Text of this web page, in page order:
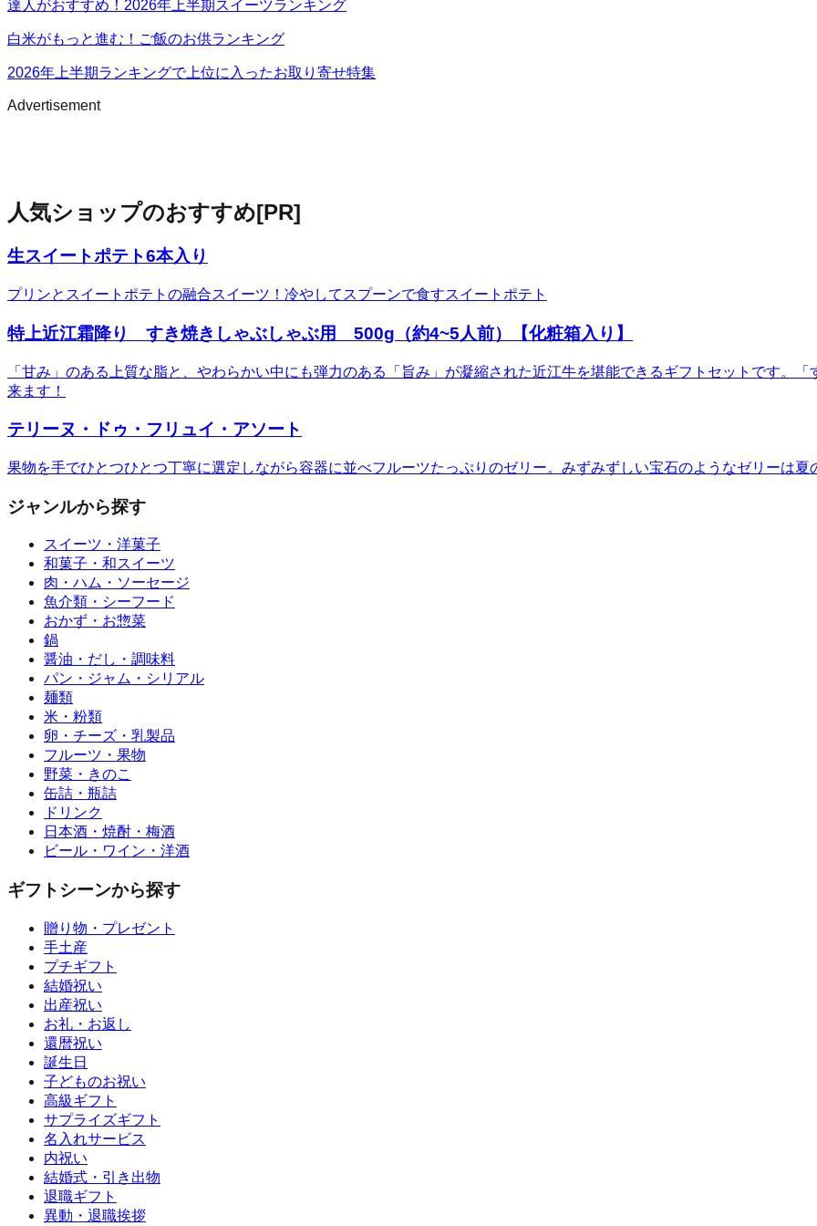
達人がおすすめ！2026年上半期スイーツランキング
白米がもっと進む！ご飯のお供ランキング
2026年上半期ランキングで上位に入ったお取り寄せ特集
Advertisement
人気ショップのおすすめ[PR]
生スイートポテト6本入り
プリンとスイートポテトの融合スイーツ！冷やしてスプーンで食すスイートポテト
特上近江霜降り すき焼きしゃぶしゃぶ用 500g（約4~5人前）【化粧箱入り】
「甘み」のある上質な脂と、やわらかい中にも弾力のある「旨み」が凝縮された近江牛を堪能できるギフトセットです。
来ます！
テリーヌ・ドゥ・フリュイ・アソート
果物を手でひとつひとつ丁寧に選定しながら容器に並べフルーツたっぷりのゼリー。みずみずしい宝石のようなゼリーは夏
ジャンルから探す
スイーツ・洋菓子
和菓子・和スイーツ
肉・ハム・ソーセージ
魚介類・シーフード
おかず・お惣菜
鍋
醤油・だし・調味料
パン・ジャム・シリアル
麺類
米・粉類
卵・チーズ・乳製品
フルーツ・果物
野菜・きのこ
缶詰・瓶詰
ドリンク
日本酒・焼酎・梅酒
ビール・ワイン・洋酒
ギフトシーンから探す
贈り物・プレゼント
手土産
プチギフト
結婚祝い
出産祝い
お礼・お返し
還暦祝い
誕生日
子どものお祝い
高級ギフト
サプライズギフト
名入れサービス
内祝い
結婚式・引き出物
退職ギフト
異動・退職挨拶